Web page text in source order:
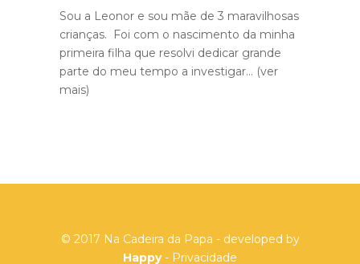
Sou a Leonor e sou mãe de 3 maravilhosas
crianças. Foi com o nascimento da minha
primeira filha que resolvi dedicar grande
parte do meu tempo a investigar... (ver
mais)
© 2017 Na Cadeira da Papa - developed by
Happy- Privacidade